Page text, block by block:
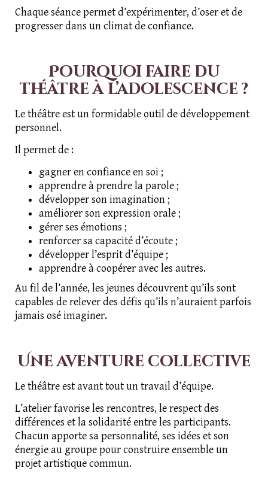
Chaque séance permet d’expérimenter, d’oser et de
progresser dans un climat de confiance.
Pourquoi faire du
théâtre à l’adolescence ?
Le théâtre est un formidable outil de développement
personnel.
Il permet de :
gagner en confiance en soi ;
apprendre à prendre la parole ;
développer son imagination ;
améliorer son expression orale ;
gérer ses émotions ;
renforcer sa capacité d’écoute ;
développer l’esprit d’équipe ;
apprendre à coopérer avec les autres.
Au fil de l’année, les jeunes découvrent qu’ils sont
capables de relever des défis qu’ils n’auraient parfois
jamais osé imaginer.
Une aventure collective
Le théâtre est avant tout un travail d’équipe.
L’atelier favorise les rencontres, le respect des
différences et la solidarité entre les participants.
Chacun apporte sa personnalité, ses idées et son
énergie au groupe pour construire ensemble un
projet artistique commun.